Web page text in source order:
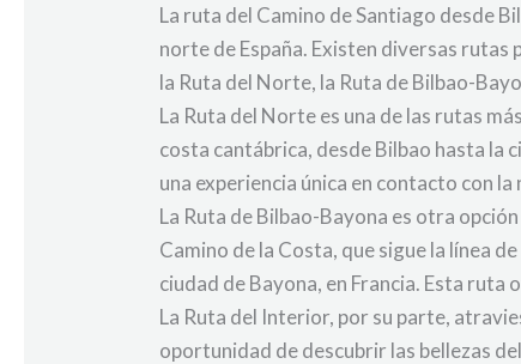
La ruta del Camino de Santiago desde
norte de España. Existen diversas rutas
la Ruta del Norte, la Ruta de Bilbao-
La Ruta del Norte es una de las rutas
costa cantábrica, desde Bilbao hasta la
una experiencia única en contacto con la
La Ruta de Bilbao-Bayona es otra
Camino de la Costa, que sigue la línea
ciudad de Bayona, en Francia. Esta
La Ruta del Interior, por su parte,
oportunidad de descubrir las bellezas